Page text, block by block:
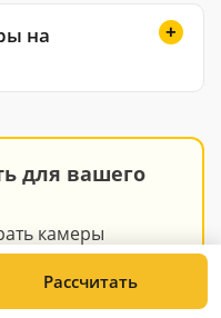
на
для вашего
камеры
вашего
Рассчитать